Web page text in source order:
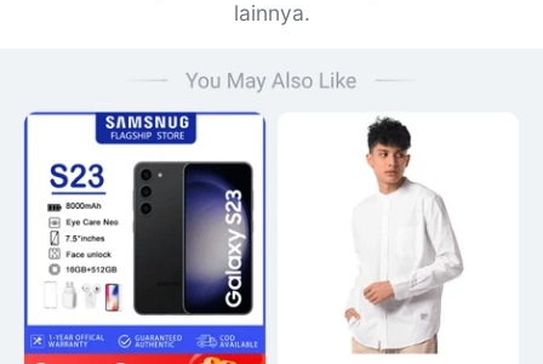
lainnya.